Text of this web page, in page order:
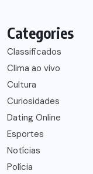
Categories
Classificados
Clima ao vivo
Cultura
Curiosidades
Dating Online
Esportes
Notícias
Polícia